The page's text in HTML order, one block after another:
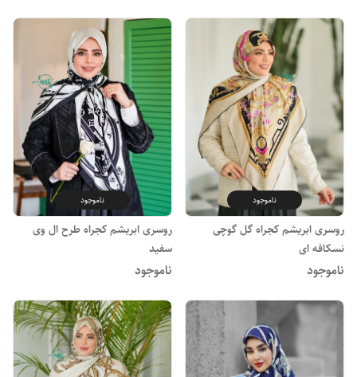
ناموجود
روسری ابریشم کجراه گل گوچی
نسکافه ای
ناموجود
ناموجود
روسری ابریشم کجراه طرح ال وی
سفید
ناموجود